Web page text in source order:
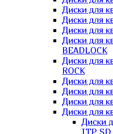
Диски для
Диски для
Диски для
Диски для
BEADLOCK
Диски для
ROCK
Диски для
Диски для
Диски для
Диски для
Диски
ITP SD